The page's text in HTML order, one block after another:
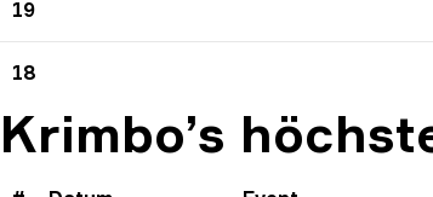
19
18
Krimbo’s